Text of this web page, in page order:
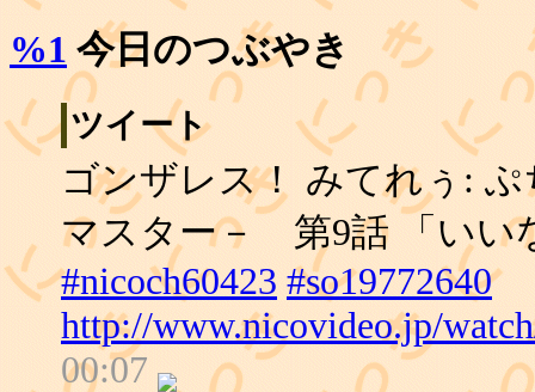
%1 今日のつぶやき
ツイート
ゴンザレス！ みてれぅ:
マスター－ 第9話 「いい
#nicoch60423 #so19772640
http://www.nicovideo.jp/
00:07